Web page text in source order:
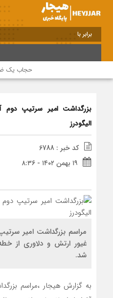
برابر با : Friday - 7 August - 2026
حجاب یک
بزرگداشت امیر سرتیپ دوم
الیگودرز
کد خبر : 6788
۱۹ بهمن ۱۴۰۲ - ۸:۳۶
مراسم بزرگداشت امیر
غیور ارتش‌ و دلاوری از خطه
شد.
به گزارش هیجار ،مراسم